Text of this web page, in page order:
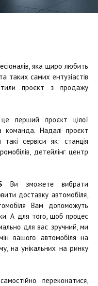
яка щиро любить
таких самих ентузіастів
проєкт з продажу
перший проєкт цілої
команда. Надалі проєкт
сервіси як: станція
детейлінг центр
Ви зможете вибрати
доставку автомобіля,
Вам допоможуть
А для того, щоб процес
для вас зручний, ми
вашого автомобіля на
на унікальних на ринку
переконатися,